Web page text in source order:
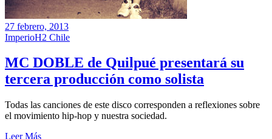
27 febrero, 2013
ImperioH2 Chile
MC DOBLE de Quilpué presentará su
tercera producción como solista
Todas las canciones de este disco corresponden a reflexiones sobre
el movimiento hip-hop y nuestra sociedad.
Leer Más